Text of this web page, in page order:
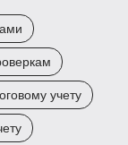
учету